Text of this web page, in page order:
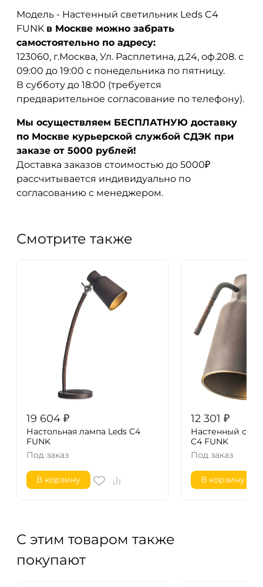
Модель - Настенный светильник Leds C4
FUNK в Москве можно забрать
самостоятельно по адресу:
123060, г.Москва, Ул. Расплетина, д.24, оф.208. с
09:00 до 19:00 с понедельника по пятницу.
В субботу до 18:00 (требуется
предварительное согласование по телефону).
Мы осуществляем БЕСПЛАТНУЮ доставку
по Москве курьерской службой СДЭК при
заказе от 5000 рублей!
Доставка заказов стоимостью до 5000₽
рассчитывается индивидуально по
согласованию с менеджером.
Смотрите также
19 604 ₽
Настольная лампа Leds C4
FUNK
Под заказ
В корзину
12 301 ₽
Настенный
C4 FUNK
Под заказ
В корзину
С этим товаром также
покупают